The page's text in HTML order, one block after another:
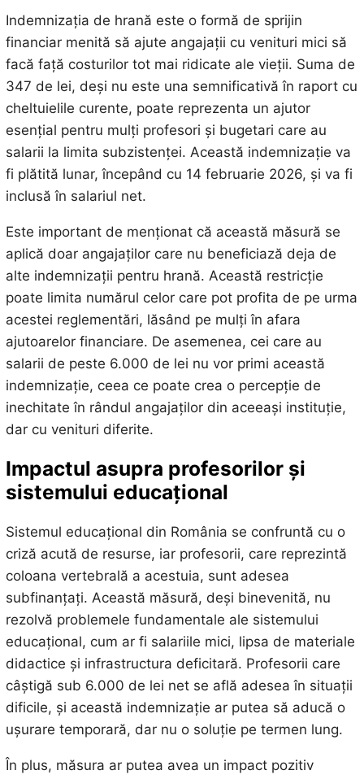
Indemnizația de hrană este o formă de sprijin
financiar menită să ajute angajații cu venituri mici să
facă față costurilor tot mai ridicate ale vieții. Suma de
347 de lei, deși nu este una semnificativă în raport cu
cheltuielile curente, poate reprezenta un ajutor
esențial pentru mulți profesori și bugetari care au
salarii la limita subzistenței. Această indemnizație va
fi plătită lunar, începând cu 14 februarie 2026, și va fi
inclusă în salariul net.
Este important de menționat că această măsură se
aplică doar angajaților care nu beneficiază deja de
alte indemnizații pentru hrană. Această restricție
poate limita numărul celor care pot profita de pe urma
acestei reglementări, lăsând pe mulți în afara
ajutoarelor financiare. De asemenea, cei care au
salarii de peste 6.000 de lei nu vor primi această
indemnizație, ceea ce poate crea o percepție de
inechitate în rândul angajaților din aceeași instituție,
dar cu venituri diferite.
Impactul asupra profesorilor și
sistemului educațional
Sistemul educațional din România se confruntă cu o
criză acută de resurse, iar profesorii, care reprezintă
coloana vertebrală a acestuia, sunt adesea
subfinanțați. Această măsură, deși binevenită, nu
rezolvă problemele fundamentale ale sistemului
educațional, cum ar fi salariile mici, lipsa de materiale
didactice și infrastructura deficitară. Profesorii care
câștigă sub 6.000 de lei net se află adesea în situații
dificile, și această indemnizație ar putea să aducă o
ușurare temporară, dar nu o soluție pe termen lung.
În plus, măsura ar putea avea un impact pozitiv